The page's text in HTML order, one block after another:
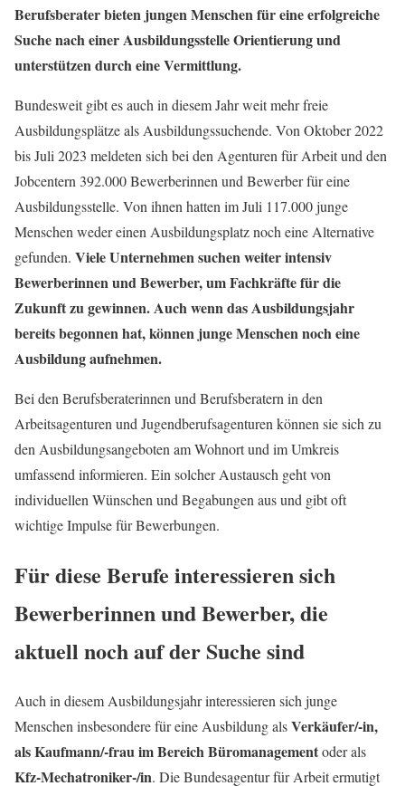
Berufsberater bieten jungen Menschen für eine erfolgreiche
Suche nach einer Ausbildungsstelle Orientierung und
unterstützen durch eine Vermittlung.
Bundesweit gibt es auch in diesem Jahr weit mehr freie
Ausbildungsplätze als Ausbildungssuchende. Von Oktober 2022
bis Juli 2023 meldeten sich bei den Agenturen für Arbeit und den
Jobcentern 392.000 Bewerberinnen und Bewerber für eine
Ausbildungsstelle. Von ihnen hatten im Juli 117.000 junge
Menschen weder einen Ausbildungsplatz noch eine Alternative
gefunden. Viele Unternehmen suchen weiter intensiv
Bewerberinnen und Bewerber, um Fachkräfte für die
Zukunft zu gewinnen. Auch wenn das Ausbildungsjahr
bereits begonnen hat, können junge Menschen noch eine
Ausbildung aufnehmen.
Bei den Berufsberaterinnen und Berufsberatern in den
Arbeitsagenturen und Jugendberufsagenturen können sie sich zu
den Ausbildungsangeboten am Wohnort und im Umkreis
umfassend informieren. Ein solcher Austausch geht von
individuellen Wünschen und Begabungen aus und gibt oft
wichtige Impulse für Bewerbungen.
Für diese Berufe interessieren sich
Bewerberinnen und Bewerber, die
aktuell noch auf der Suche sind
Auch in diesem Ausbildungsjahr interessieren sich junge
Menschen insbesondere für eine Ausbildung alsVerkäufer/-in,
als Kaufmann/-frau im Bereich Büromanagementoder als
Kfz-Mechatroniker-/in. Die Bundesagentur für Arbeit ermutigt